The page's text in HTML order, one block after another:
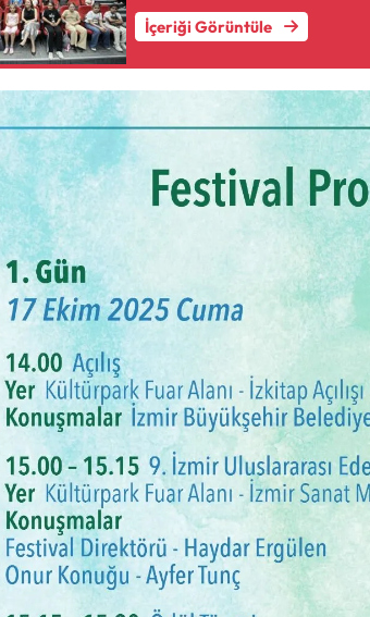
İçeriği Görüntüle